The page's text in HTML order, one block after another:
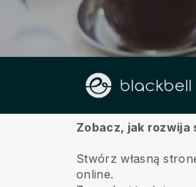
O nas
Zobacz, jak rozwija
Stwórz własną
online.